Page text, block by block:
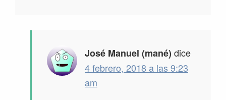
José Manuel (mané) dice
4 febrero, 2018 a las 9:23
am